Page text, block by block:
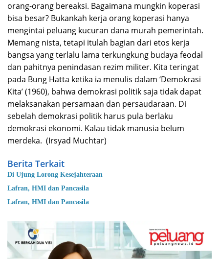
orang-orang bereaksi. Bagaimana mungkin koperasi
bisa besar? Bukankah kerja orang koperasi hanya
mengintai peluang kucuran dana murah pemerintah.
Memang nista, tetapi itulah bagian dari etos kerja
bangsa yang terlalu lama terkungkung budaya feodal
dan pahitnya penindasan rezim militer. Kita teringat
pada Bung Hatta ketika ia menulis dalam ‘Demokrasi
Kita’ (1960), bahwa demokrasi politik saja tidak dapat
melaksanakan persamaan dan persaudaraan. Di
sebelah demokrasi politik harus pula berlaku
demokrasi ekonomi. Kalau tidak manusia belum
merdeka. (Irsyad Muchtar)
Berita Terkait
Di Ujung Lorong Kesejahteraan
Lafran, HMI dan Pancasila
Lafran, HMI dan Pancasila